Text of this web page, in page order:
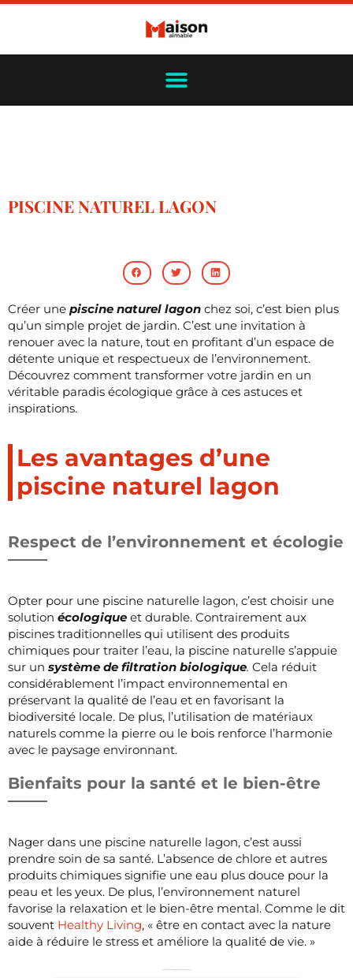
PISCINE NATUREL LAGON
Créer une piscine naturel lagon chez soi, c’est bien plus
qu’un simple projet de jardin. C’est une invitation à
renouer avec la nature, tout en profitant d’un espace de
détente unique et respectueux de l’environnement.
Découvrez comment transformer votre jardin en un
véritable paradis écologique grâce à ces astuces et
inspirations.
Les avantages d’une
piscine naturel lagon
Respect de l’environnement et écologie
Opter pour une piscine naturelle lagon, c’est choisir une
solution écologique et durable. Contrairement aux
piscines traditionnelles qui utilisent des produits
chimiques pour traiter l’eau, la piscine naturelle s’appuie
sur un système de filtration biologique. Cela réduit
considérablement l’impact environnemental en
préservant la qualité de l’eau et en favorisant la
biodiversité locale. De plus, l’utilisation de matériaux
naturels comme la pierre ou le bois renforce l’harmonie
avec le paysage environnant.
Bienfaits pour la santé et le bien-être
Nager dans une piscine naturelle lagon, c’est aussi
prendre soin de sa santé. L’absence de chlore et autres
produits chimiques signifie une eau plus douce pour la
peau et les yeux. De plus, l’environnement naturel
favorise la relaxation et le bien-être mental. Comme le dit
souvent Healthy Living, « être en contact avec la nature
aide à réduire le stress et améliore la qualité de vie. »